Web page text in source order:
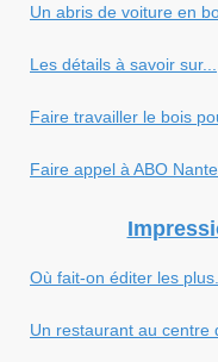
Un abris de voiture en
Les détails à savoir sur...
Faire travailler le bois
Faire appel à ABO
Où fait-on éditer les plus...
Un restaurant au centre